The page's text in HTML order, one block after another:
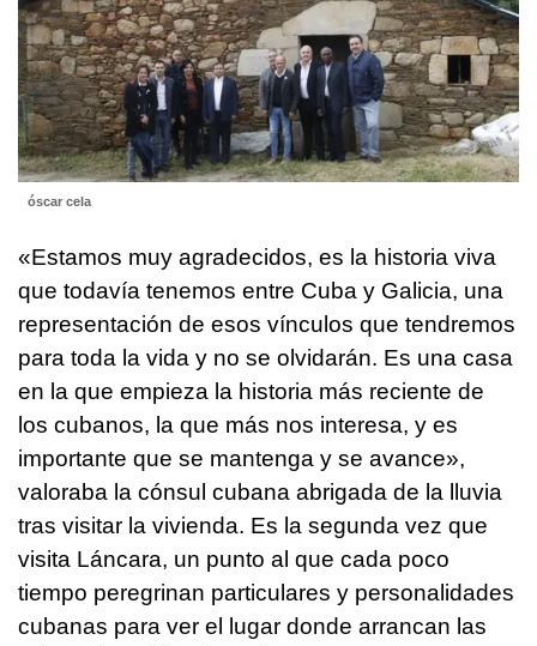
óscar cela
«Estamos muy agradecidos, es la historia viva
que todavía tenemos entre Cuba y Galicia, una
representación de esos vínculos que tendremos
para toda la vida y no se olvidarán. Es una casa
en la que empieza la historia más reciente de
los cubanos, la que más nos interesa, y es
importante que se mantenga y se avance»,
valoraba la cónsul cubana abrigada de la lluvia
tras visitar la vivienda. Es la segunda vez que
visita Láncara, un punto al que cada poco
tiempo peregrinan particulares y personalidades
cubanas para ver el lugar donde arrancan las